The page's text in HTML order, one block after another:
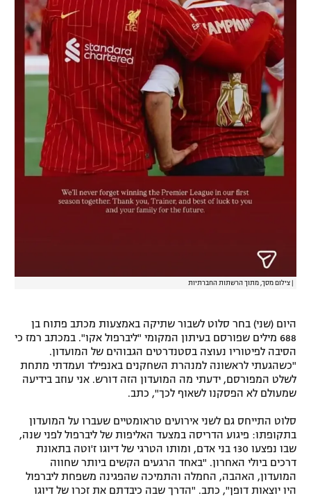
צילום מסך, מתוך הרשתות החברתיות
היום (שני) בחר סלוט לשבור שתיקה באמצעות מכתב פתוח בן
688 מילים שפורסם בעיתון המקומי "ליברפול אקו". במכתב רמז כי
הסיבה לפיטוריו נעוצה בסטנדרטים הגבוהים של המועדון.
"כשהגעתי לראשונה למנהרת השחקנים באנפילד ועמדתי מתחת
לשלט המפורסם, ידעתי מה המועדון הזה דורש. אני עוזב בידיעה
שמעולם לא הפסקנו לשאוף לכך", כתב.
סלוט התייחס גם לשני אירועים טראומטיים שעברו על המועדון
בתקופתו: פיגוע הדריסה במצעד האליפות של ליברפול לפני שנה,
שבו נפצעו 130 בני אדם, ומותו הטרגי של דיוגו ז'וטה בתאונת
דרכים ביולי האחרון. "באחד הרגעים הקשים ביותר שחווה
המועדון, האהבה, החמלה והתמיכה שהפגינה משפחת ליברפול
היו יוצאות דופן", כתב. "הדרך שבה כיבדתם את זכרו של דיוגו